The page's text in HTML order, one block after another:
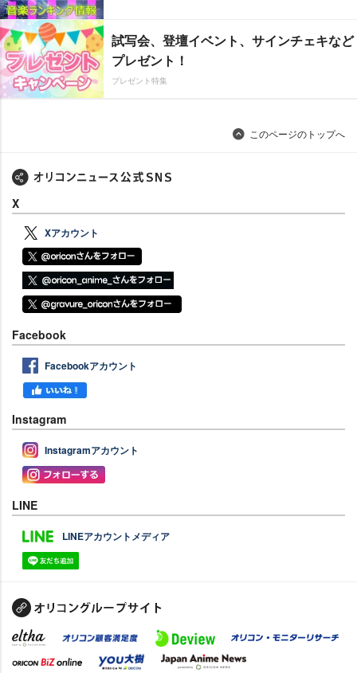
試写会、登壇イベント、サインチェキなど
プレゼント！
プレゼント特集
このページのトップへ
X
Xアカウント
Facebook
Facebookアカウント
Instagram
Instagramアカウント
LINE
LINEアカウントメディア